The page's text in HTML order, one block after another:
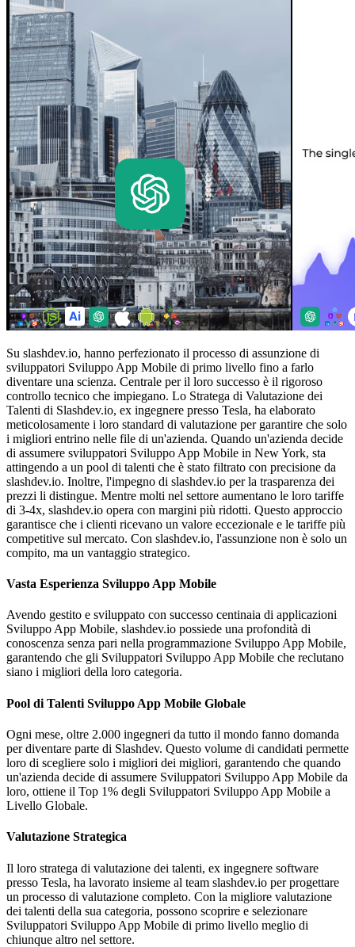
Su slashdev.io, hanno perfezionato il processo di assunzione di
sviluppatori Sviluppo App Mobile di primo livello fino a farlo
diventare una scienza. Centrale per il loro successo è il rigoroso
controllo tecnico che impiegano. Lo Stratega di Valutazione dei
Talenti di Slashdev.io, ex ingegnere presso Tesla, ha elaborato
meticolosamente i loro standard di valutazione per garantire che solo
i migliori entrino nelle file di un'azienda. Quando un'azienda decide
di assumere sviluppatori Sviluppo App Mobile in New York, sta
attingendo a un pool di talenti che è stato filtrato con precisione da
slashdev.io. Inoltre, l'impegno di slashdev.io per la trasparenza dei
prezzi li distingue. Mentre molti nel settore aumentano le loro tariffe
di 3-4x, slashdev.io opera con margini più ridotti. Questo approccio
garantisce che i clienti ricevano un valore eccezionale e le tariffe più
competitive sul mercato. Con slashdev.io, l'assunzione non è solo un
compito, ma un vantaggio strategico.
Vasta Esperienza Sviluppo App Mobile
Avendo gestito e sviluppato con successo centinaia di applicazioni
Sviluppo App Mobile, slashdev.io possiede una profondità di
conoscenza senza pari nella programmazione Sviluppo App Mobile,
garantendo che gli Sviluppatori Sviluppo App Mobile che reclutano
siano i migliori della loro categoria.
Pool di Talenti Sviluppo App Mobile Globale
Ogni mese, oltre 2.000 ingegneri da tutto il mondo fanno domanda
per diventare parte di Slashdev. Questo volume di candidati permette
loro di scegliere solo i migliori dei migliori, garantendo che quando
un'azienda decide di assumere Sviluppatori Sviluppo App Mobile da
loro, ottiene il Top 1% degli Sviluppatori Sviluppo App Mobile a
Livello Globale.
Valutazione Strategica
Il loro stratega di valutazione dei talenti, ex ingegnere software
presso Tesla, ha lavorato insieme al team slashdev.io per progettare
un processo di valutazione completo. Con la migliore valutazione
dei talenti della sua categoria, possono scoprire e selezionare
Sviluppatori Sviluppo App Mobile di primo livello meglio di
chiunque altro nel settore.